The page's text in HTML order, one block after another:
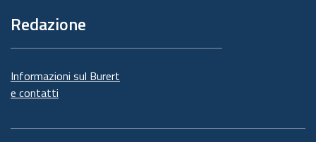
Redazione
Informazioni sul Burert
e contatti